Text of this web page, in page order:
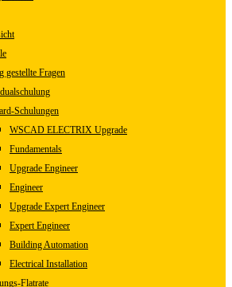
gestellte Fragen
Schulungen
WSCAD ELECTRIX Upgrade
Fundamentals
Upgrade Engineer
Engineer
Upgrade Expert Engineer
Expert Engineer
Building Automation
Electrical Installation
Flatrate